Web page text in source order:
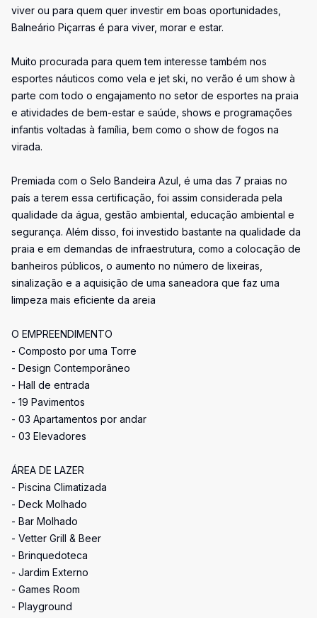
viver ou para quem quer investir em boas oportunidades,
Balneário Piçarras é para viver, morar e estar.
Muito procurada para quem tem interesse também nos
esportes náuticos como vela e jet ski, no verão é um show à
parte com todo o engajamento no setor de esportes na praia
e atividades de bem-estar e saúde, shows e programações
infantis voltadas à família, bem como o show de fogos na
virada.
Premiada com o Selo Bandeira Azul, é uma das 7 praias no
país a terem essa certificação, foi assim considerada pela
qualidade da água, gestão ambiental, educação ambiental e
segurança. Além disso, foi investido bastante na qualidade da
praia e em demandas de infraestrutura, como a colocação de
banheiros públicos, o aumento no número de lixeiras,
sinalização e a aquisição de uma saneadora que faz uma
limpeza mais eficiente da areia
O EMPREENDIMENTO
- Composto por uma Torre
- Design Contemporâneo
- Hall de entrada
- 19 Pavimentos
- 03 Apartamentos por andar
- 03 Elevadores
ÁREA DE LAZER
- Piscina Climatizada
- Deck Molhado
- Bar Molhado
- Vetter Grill & Beer
- Brinquedoteca
- Jardim Externo
- Games Room
- Playground